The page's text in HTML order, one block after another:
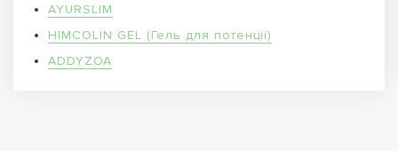
AYURSLIM
HIMCOLIN GEL (Гель для потенції)
ADDYZOA